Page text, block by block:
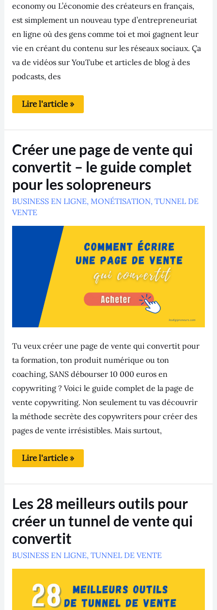
economy ou L’économie des créateurs en français,
est simplement un nouveau type d’entrepreneuriat
en ligne où des gens comme toi et moi gagnent leur
vie en créant du contenu sur les réseaux sociaux. Ça
va de vidéos sur YouTube et articles de blog à des
podcasts, des
Lire l'article »
Créer une page de vente qui
convertit – le guide complet
pour les solopreneurs
BUSINESS EN LIGNE, MONÉTISATION, TUNNEL DE
VENTE
Tu veux créer une page de vente qui convertit pour
ta formation, ton produit numérique ou ton
coaching, SANS débourser 10 000 euros en
copywriting ? Voici le guide complet de la page de
vente copywriting. Non seulement tu vas découvrir
la méthode secrète des copywriters pour créer des
pages de vente irrésistibles. Mais surtout,
Créer
une
de
qui
convertit
–
le
guide
complet
solopreneurs
Lire l'article »
Les 28 meilleurs outils pour
créer un tunnel de vente qui
convertit
BUSINESS EN LIGNE, TUNNEL DE VENTE
28
meilleurs
outils
créer
un
tunnel
vente
convertit